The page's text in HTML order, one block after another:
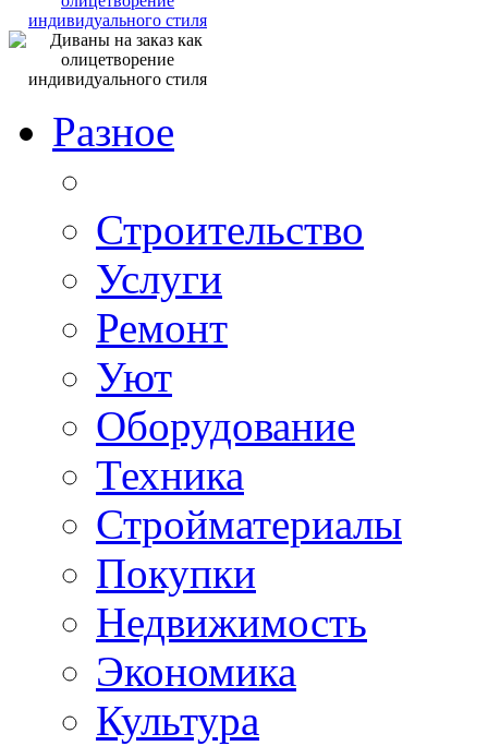
индивидуального стиля
Разное
Строительство
Услуги
Ремонт
Уют
Оборудование
Техника
Стройматериалы
Покупки
Недвижимость
Экономика
Культура